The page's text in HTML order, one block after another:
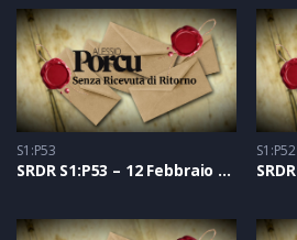
S1:P53
SRDR S1:P53 – 12 Febbraio 2021
S1:P52